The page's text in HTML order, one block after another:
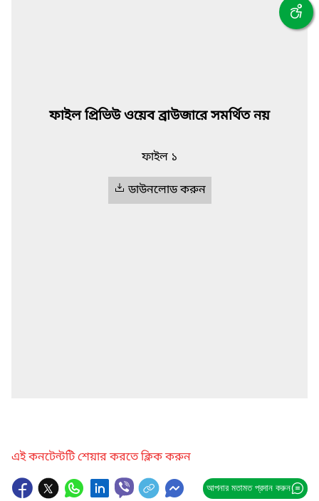
ফাইল প্রিভিউ ওয়েব ব্রাউজারে সমর্থিত নয়
ফাইল ১
ডাউনলোড করুন
এই কনটেন্টটি শেয়ার করতে ক্লিক করুন
আপনার মতামত প্রদান করুন